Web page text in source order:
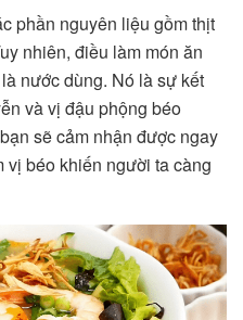
phần nguyên liệu gồm thịt
nhiên, điều làm món ăn
nước dùng. Nó là sự kết
và vị đậu phộng béo
sẽ cảm nhận được ngay
vị béo khiến người ta càng